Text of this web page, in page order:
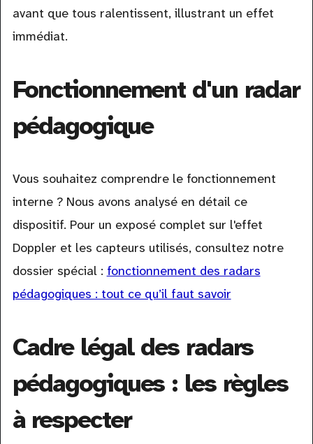
avant que tous ralentissent, illustrant un effet
immédiat.
Fonctionnement d'un radar
pédagogique
Vous souhaitez comprendre le fonctionnement
interne ? Nous avons analysé en détail ce
dispositif. Pour un exposé complet sur l'effet
Doppler et les capteurs utilisés, consultez notre
dossier spécial : fonctionnement des radars
pédagogiques : tout ce qu’il faut savoir
Cadre légal des radars
pédagogiques : les règles
à respecter